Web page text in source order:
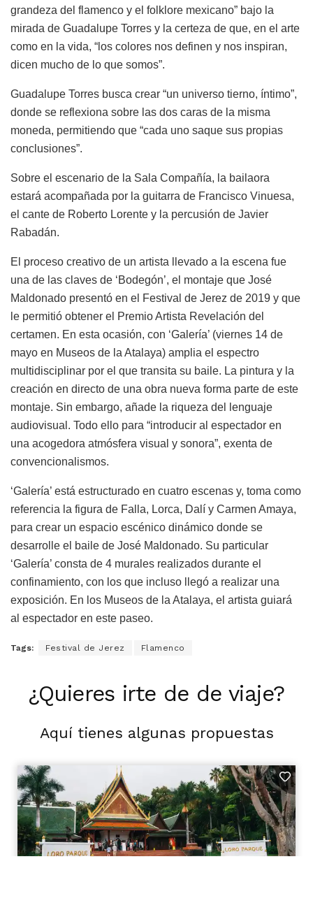
grandeza del flamenco y el folklore mexicano” bajo la
mirada de Guadalupe Torres y la certeza de que, en el arte
como en la vida, “los colores nos definen y nos inspiran,
dicen mucho de lo que somos”.
Guadalupe Torres busca crear “un universo tierno, íntimo”,
donde se reflexiona sobre las dos caras de la misma
moneda, permitiendo que “cada uno saque sus propias
conclusiones”.
Sobre el escenario de la Sala Compañía, la bailaora
estará acompañada por la guitarra de Francisco Vinuesa,
el cante de Roberto Lorente y la percusión de Javier
Rabadán.
El proceso creativo de un artista llevado a la escena fue
una de las claves de ‘Bodegón’, el montaje que José
Maldonado presentó en el Festival de Jerez de 2019 y que
le permitió obtener el Premio Artista Revelación del
certamen. En esta ocasión, con ‘Galería’ (viernes 14 de
mayo en Museos de la Atalaya) amplia el espectro
multidisciplinar por el que transita su baile. La pintura y la
creación en directo de una obra nueva forma parte de este
montaje. Sin embargo, añade la riqueza del lenguaje
audiovisual. Todo ello para “introducir al espectador en
una acogedora atmósfera visual y sonora”, exenta de
convencionalismos.
‘Galería’ está estructurado en cuatro escenas y, toma como
referencia la figura de Falla, Lorca, Dalí y Carmen Amaya,
para crear un espacio escénico dinámico donde se
desarrolle el baile de José Maldonado. Su particular
‘Galería’ consta de 4 murales realizados durante el
confinamiento, con los que incluso llegó a realizar una
exposición. En los Museos de la Atalaya, el artista guiará
al espectador en este paseo.
Tags: Festival de Jerez Flamenco
¿Quieres irte de de viaje?
Aquí tienes algunas propuestas